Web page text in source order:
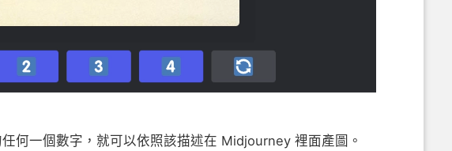
何一個數字，就可以依照該描述在 Midjourney 裡面產圖。